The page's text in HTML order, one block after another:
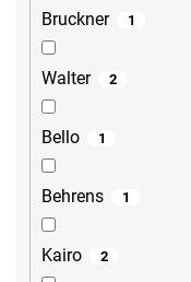
Bruckner 1
Walter 2
Bello 1
Behrens 1
Kairo 2